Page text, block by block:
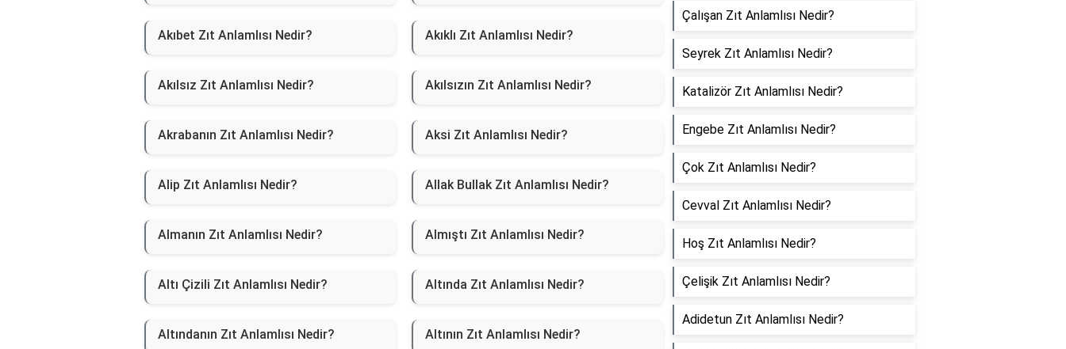
Akıbet Zıt Anlamlısı Nedir? Akıklı Zıt Anlamlısı Nedir?
Akılsız Zıt Anlamlısı Nedir? Akılsızın Zıt Anlamlısı Nedir?
Akrabanın Zıt Anlamlısı Nedir? Aksi Zıt Anlamlısı Nedir?
Alip Zıt Anlamlısı Nedir? Allak Bullak Zıt Anlamlısı Nedir?
Almanın Zıt Anlamlısı Nedir? Almıştı Zıt Anlamlısı Nedir?
Altı Çizili Zıt Anlamlısı Nedir? Altında Zıt Anlamlısı Nedir?
Altındanın Zıt Anlamlısı Nedir? Altının Zıt Anlamlısı Nedir?
Çalışan Zıt Anlamlısı Nedir?
Seyrek Zıt Anlamlısı Nedir?
Katalizör Zıt Anlamlısı Nedir?
Engebe Zıt Anlamlısı Nedir?
Çok Zıt Anlamlısı Nedir?
Cevval Zıt Anlamlısı Nedir?
Hoş Zıt Anlamlısı Nedir?
Çelişik Zıt Anlamlısı Nedir?
Adidetun Zıt Anlamlısı Nedir?